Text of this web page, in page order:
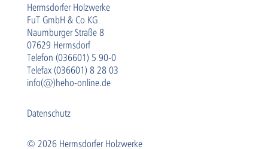
Hermsdorfer Holzwerke
FuT GmbH & Co KG
Naumburger Straße 8
07629 Hermsdorf
Telefon (036601) 5 90-0
Telefax (036601) 8 28 03
info(@)heho-online.de
Datenschutz
© 2026 Hermsdorfer Holzwerke